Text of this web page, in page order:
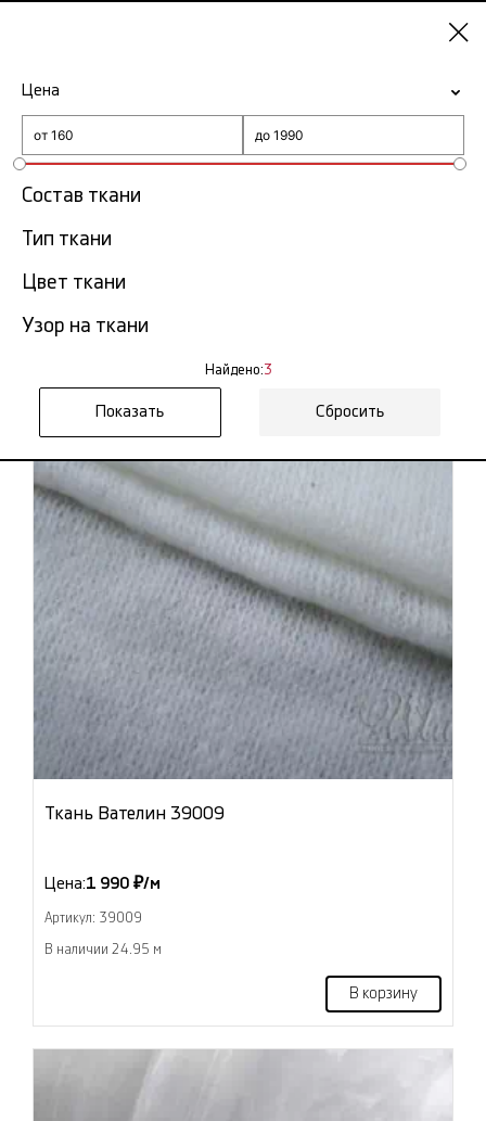
ГлавнаяУтеплитель
Утеплитель
Показать все
Цена
Состав ткани
Тип ткани
Цвет ткани
Узор на ткани
Найдено:3
Сбросить
Ткань Вателин 39009
Цена:1 990 ₽/м
Артикул: 39009
В наличии 24.95 м
В корзину